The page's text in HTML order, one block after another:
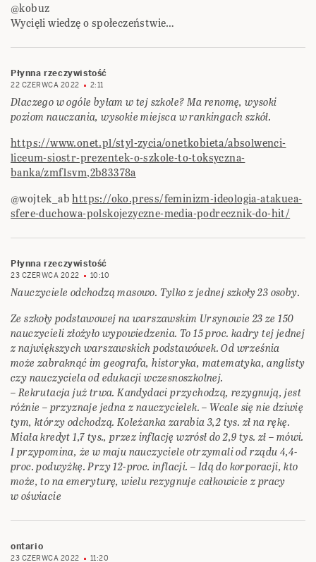
@kobuz
Wycięli wiedzę o społeczeństwie…
Płynna rzeczywistość
22 CZERWCA 2022 2:11
Dlaczego w ogóle byłam w tej szkole? Ma renomę, wysoki
poziom nauczania, wysokie miejsca w rankingach szkół.
https://www.onet.pl/styl-zycia/onetkobieta/absolwenci-
liceum-siostr-prezentek-o-szkole-to-toksyczna-
banka/zmf1svm,2b83378a
@wojtek_abhttps://oko.press/feminizm-ideologia-atakuea-
sfere-duchowa-polskojezyczne-media-podrecznik-do-hit/
Płynna rzeczywistość
23 CZERWCA 2022 10:10
Nauczyciele odchodzą masowo. Tylko z jednej szkoły 23 osoby.
Ze szkoły podstawowej na warszawskim Ursynowie 23 ze 150
nauczycieli złożyło wypowiedzenia. To 15 proc. kadry tej jednej
z największych warszawskich podstawówek. Od września
może zabraknąć im geografa, historyka, matematyka, anglisty
czy nauczyciela od edukacji wczesnoszkolnej.
– Rekrutacja już trwa. Kandydaci przychodzą, rezygnują, jest
różnie – przyznaje jedna z nauczycielek. – Wcale się nie dziwię
tym, którzy odchodzą. Koleżanka zarabia 3,2 tys. zł na rękę.
Miała kredyt 1,7 tys., przez inflację wzrósł do 2,9 tys. zł – mówi.
I przypomina, że w maju nauczyciele otrzymali od rządu 4,4-
proc. podwyżkę. Przy 12-proc. inflacji. – Idą do korporacji, kto
może, to na emeryturę, wielu rezygnuje całkowicie z pracy
w oświacie
ontario
23 CZERWCA 2022 11:20